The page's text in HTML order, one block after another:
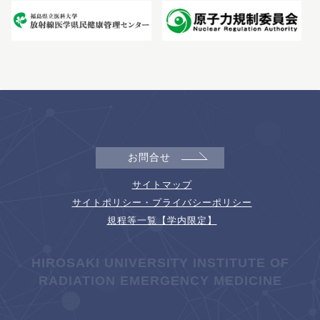
お問合せ
サイトマップ
サイトポリシー・プライバシーポリシー
規程等一覧【学内限定】
HIROSAKI UNIVERSITY INSTITUTE OF
RADIATION EMERGENCY MEDICINE